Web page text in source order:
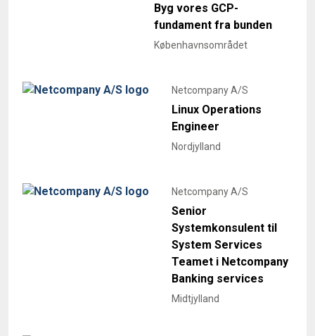
Byg vores GCP-
fundament fra bunden
Københavnsområdet
Netcompany A/S
Linux Operations
Engineer
Nordjylland
Netcompany A/S
Senior
Systemkonsulent til
System Services
Teamet i Netcompany
Banking services
Midtjylland